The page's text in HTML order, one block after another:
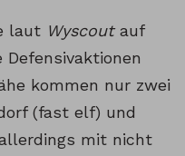
laut Wyscoutauf
kommen nur zwei
(fast elf) und
mit nicht